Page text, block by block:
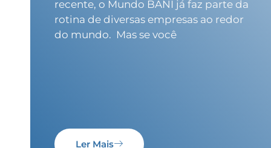
recente, o Mundo BANI já faz parte da
rotina de diversas empresas ao redor
do mundo. Mas se você
Ler Mais